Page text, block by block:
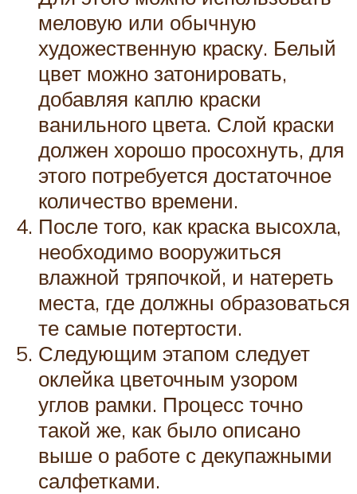
меловую или обычную
художественную краску. Белый
цвет можно затонировать,
добавляя каплю краски
ванильного цвета. Слой краски
должен хорошо просохнуть, для
этого потребуется достаточное
количество времени.
После того, как краска высохла,
необходимо вооружиться
влажной тряпочкой, и натереть
места, где должны образоваться
те самые потертости.
Следующим этапом следует
оклейка цветочным узором
углов рамки. Процесс точно
такой же, как было описано
выше о работе с декупажными
салфетками.